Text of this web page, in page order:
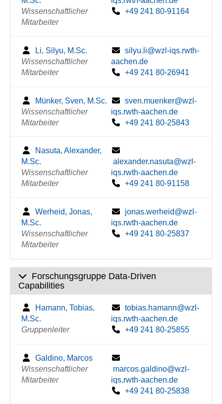
Wissenschaftlicher
Mitarbeiter
+49 241 80-91164
Li, Silyu, M.Sc.
Wissenschaftlicher
Mitarbeiter
silyu.li@wzl-iqs.rwth-
aachen.de
+49 241 80-26941
Münker, Sven, M.Sc.
Wissenschaftlicher
Mitarbeiter
sven.muenker@wzl-
iqs.rwth-aachen.de
+49 241 80-25843
Nasuta, Alexander,
M.Sc.
Wissenschaftlicher
Mitarbeiter
alexander.nasuta@wzl-
iqs.rwth-aachen.de
+49 241 80-91158
Werheid, Jonas,
M.Sc.
Wissenschaftlicher
Mitarbeiter
jonas.werheid@wzl-
iqs.rwth-aachen.de
+49 241 80-25837
Forschungsgruppe Data-Driven
Capabilities
Hamann, Tobias,
M.Sc.
Gruppenleiter
tobias.hamann@wzl-
iqs.rwth-aachen.de
+49 241 80-25855
Galdino, Marcos
Wissenschaftlicher
Mitarbeiter
marcos.galdino@wzl-
iqs.rwth-aachen.de
+49 241 80-25838